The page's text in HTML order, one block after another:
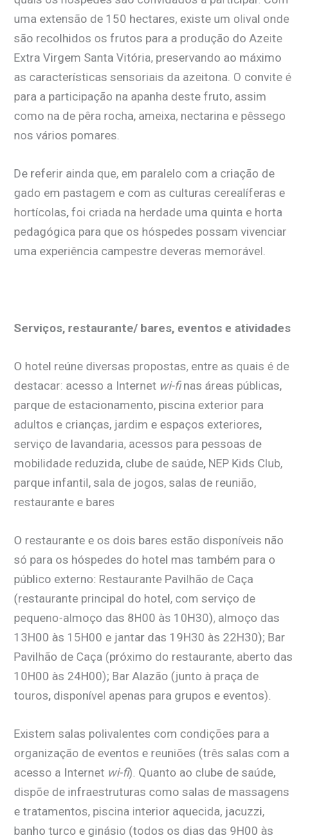
uma extensão de 150 hectares, existe um olival onde
são recolhidos os frutos para a produção do Azeite
Extra Virgem Santa Vitória, preservando ao máximo
as características sensoriais da azeitona. O convite é
para a participação na apanha deste fruto, assim
como na de pêra rocha, ameixa, nectarina e pêssego
nos vários pomares.
De referir ainda que, em paralelo com a criação de
gado em pastagem e com as culturas cerealíferas e
hortícolas, foi criada na herdade uma quinta e horta
pedagógica para que os hóspedes possam vivenciar
uma experiência campestre deveras memorável.
Serviços, restaurante/ bares, eventos e atividades
O hotel reúne diversas propostas, entre as quais é de
destacar: acesso a Internet wi-finas áreas públicas,
parque de estacionamento, piscina exterior para
adultos e crianças, jardim e espaços exteriores,
serviço de lavandaria, acessos para pessoas de
mobilidade reduzida, clube de saúde, NEP Kids Club,
parque infantil, sala de jogos, salas de reunião,
restaurante e bares
O restaurante e os dois bares estão disponíveis não
só para os hóspedes do hotel mas também para o
público externo: Restaurante Pavilhão de Caça
(restaurante principal do hotel, com serviço de
pequeno-almoço das 8H00 às 10H30), almoço das
13H00 às 15H00 e jantar das 19H30 às 22H30); Bar
Pavilhão de Caça (próximo do restaurante, aberto das
10H00 às 24H00); Bar Alazão (junto à praça de
touros, disponível apenas para grupos e eventos).
Existem salas polivalentes com condições para a
organização de eventos e reuniões (três salas com a
acesso a Internet wi-fi). Quanto ao clube de saúde,
dispõe de infraestruturas como salas de massagens
e tratamentos, piscina interior aquecida, jacuzzi,
banho turco e ginásio (todos os dias das 9H00 às